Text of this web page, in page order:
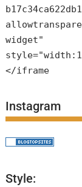
widget"
</iframe
Instagram
Style: